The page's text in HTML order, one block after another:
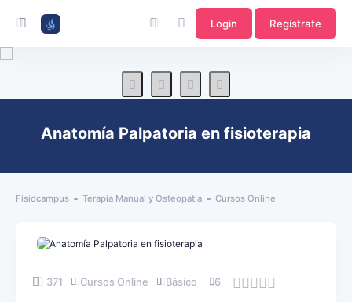
Login Registrate
Anatomía Palpatoria en fisioterapia
Fisiocampus Terapia Manual y Osteopatía Cursos Online
371 Cursos Online Básico 6